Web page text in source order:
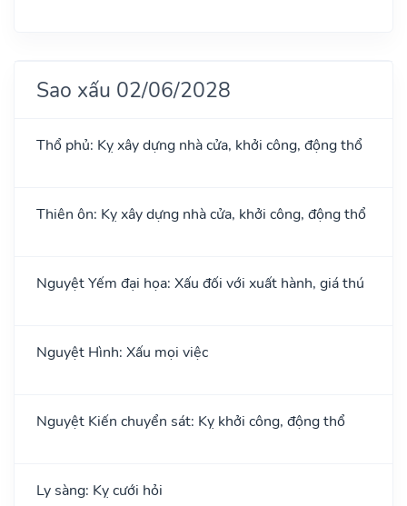
Sao xấu 02/06/2028
Thổ phủ: Kỵ xây dựng nhà cửa, khởi công, động thổ
Thiên ôn: Kỵ xây dựng nhà cửa, khởi công, động thổ
Nguyệt Yếm đại họa: Xấu đối với xuất hành, giá thú
Nguyệt Hình: Xấu mọi việc
Nguyệt Kiến chuyển sát: Kỵ khởi công, động thổ
Ly sàng: Kỵ cưới hỏi